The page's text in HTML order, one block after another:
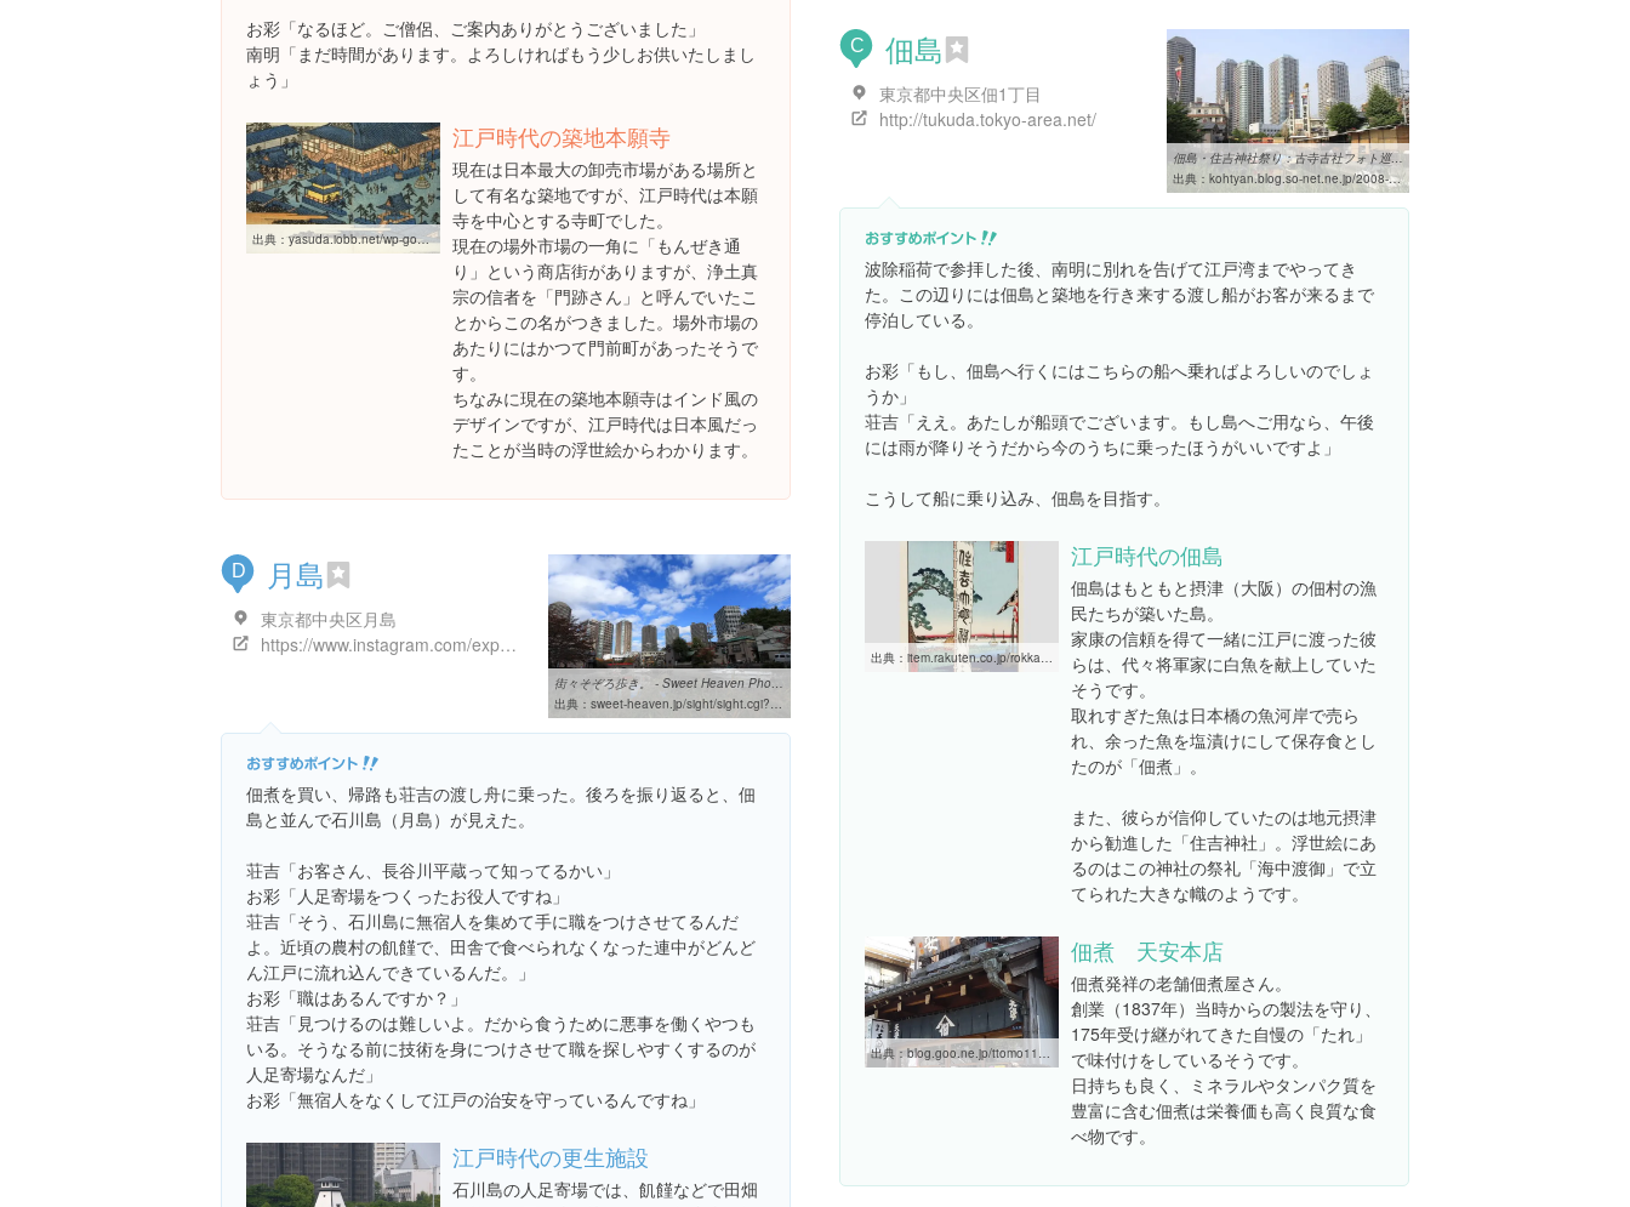
お彩「なるほど。ご僧侶、ご案内ありがとうございました」
南明「まだ時間があります。よろしければもう少しお供いたしまし
ょう」
出典：yasuda.iobb.net/wp-googleearth_e/%E4%BA%AC%E6%A9%8B%E5%8D%97%E3%83%BB%E7%AF%89%E5%9C%B0%E3%83%BB%E9%89%84%E7%A0%B2%E5%B7%9E-2/%E7%AF%89%E5%9C%B0%E6%9C%AC%E9%A1%98%E5%AF%BA
江戸時代の築地本願寺
現在は日本最大の卸売市場がある場所と
して有名な築地ですが、江戸時代は本願
寺を中心とする寺町でした。
現在の場外市場の一角に「もんぜき通
り」という商店街がありますが、浄土真
宗の信者を「門跡さん」と呼んでいたこ
とからこの名がつきました。場外市場の
あたりにはかつて門前町があったそうで
す。
ちなみに現在の築地本願寺はインド風の
デザインですが、江戸時代は日本風だっ
たことが当時の浮世絵からわかります。
C 佃島
東京都中央区佃1丁目
http://tukuda.tokyo-area.net/
佃島・住吉神社祭り：古寺古社フォト巡り：So-netブログ
出典： kohtyan.blog.so-net.ne.jp/2008-08-19
波除稲荷で参拝した後、南明に別れを告げて江戸湾までやってき
た。この辺りには佃島と築地を行き来する渡し船がお客が来るまで
停泊している。
お彩「もし、佃島へ行くにはこちらの船へ乗ればよろしいのでしょ
うか」
荘吉「ええ。あたしが船頭でございます。もし島へご用なら、午後
には雨が降りそうだから今のうちに乗ったほうがいいですよ」
こうして船に乗り込み、佃島を目指す。
出典： item.rakuten.co.jp/rokka-an/edohyaku_55
江戸時代の佃島
佃島はもともと摂津（大阪）の佃村の漁
民たちが築いた島。
家康の信頼を得て一緒に江戸に渡った彼
らは、代々将軍家に白魚を献上していた
そうです。
取れすぎた魚は日本橋の魚河岸で売ら
れ、余った魚を塩漬けにして保存食とし
たのが「佃煮」。
また、彼らが信仰していたのは地元摂津
から勧進した「住吉神社」。浮世絵にあ
るのはこの神社の祭礼「海中渡御」で立
てられた大きな幟のようです。
出典：blog.goo.ne.jp/ttomo115/e/42b7b7a16767f0c1f82302ce0fb5cac2
佃煮 天安本店
佃煮発祥の老舗佃煮屋さん。
創業（1837年）当時からの製法を守り、
175年受け継がれてきた自慢の「たれ」
で味付けをしているそうです。
日持ちも良く、ミネラルやタンパク質を
豊富に含む佃煮は栄養価も高く良質な食
べ物です。
D 月島
東京都中央区月島
https://www.instagram.com/explore/locations/260752194
街々そぞろ歩き。 - Sweet Heaven Photograph & Words.
出典： sweet-heaven.jp/sight/sight.cgi?pal1=2010&pal2=09
佃煮を買い、帰路も荘吉の渡し舟に乗った。後ろを振り返ると、佃
島と並んで石川島（月島）が見えた。
荘吉「お客さん、長谷川平蔵って知ってるかい」
お彩「人足寄場をつくったお役人ですね」
荘吉「そう、石川島に無宿人を集めて手に職をつけさせてるんだ
よ。近頃の農村の飢饉で、田舎で食べられなくなった連中がどんど
ん江戸に流れ込んできているんだ。」
お彩「職はあるんですか？」
荘吉「見つけるのは難しいよ。だから食うために悪事を働くやつも
いる。そうなる前に技術を身につけさせて職を探しやすくするのが
人足寄場なんだ」
お彩「無宿人をなくして江戸の治安を守っているんですね」
江戸時代の更生施設
石川島の人足寄場では、飢饉などで田畑